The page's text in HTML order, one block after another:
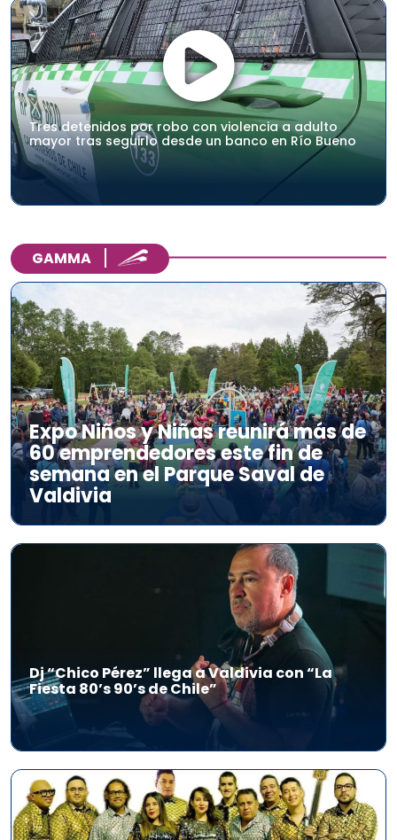
Tres detenidos por robo con violencia a adulto
mayor tras seguirlo desde un banco en Río Bueno
GAMMA
Expo Niños y Niñas reunirá más de
60 emprendedores este fin de
semana en el Parque Saval de
Valdivia
Dj “Chico Pérez” llega a Valdivia con “La
Fiesta 80’s 90’s de Chile”